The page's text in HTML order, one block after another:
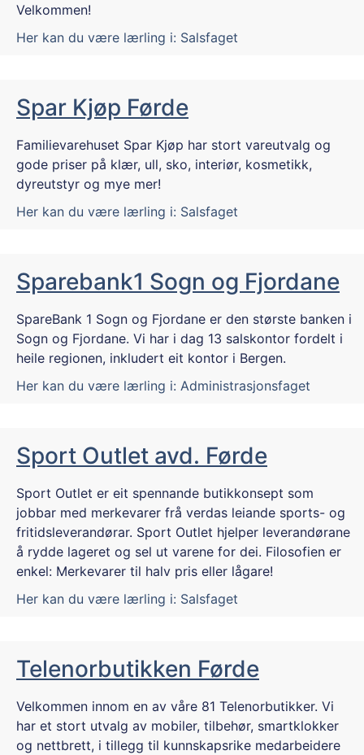
Velkommen!
Her kan du være lærling i: Salsfaget
Spar Kjøp Førde
Familievarehuset Spar Kjøp har stort vareutvalg og
gode priser på klær, ull, sko, interiør, kosmetikk,
dyreutstyr og mye mer!
Her kan du være lærling i: Salsfaget
Sparebank1 Sogn og Fjordane
SpareBank 1 Sogn og Fjordane er den største banken i
Sogn og Fjordane. Vi har i dag 13 salskontor fordelt i
heile regionen, inkludert eit kontor i Bergen.
Her kan du være lærling i: Administrasjonsfaget
Sport Outlet avd. Førde
Sport Outlet er eit spennande butikkonsept som
jobbar med merkevarer frå verdas leiande sports- og
fritidsleverandørar. Sport Outlet hjelper leverandørane
å rydde lageret og sel ut varene for dei. Filosofien er
enkel: Merkevarer til halv pris eller lågare!
Her kan du være lærling i: Salsfaget
Telenorbutikken Førde
Velkommen innom en av våre 81 Telenorbutikker. Vi
har et stort utvalg av mobiler, tilbehør, smartklokker
og nettbrett, i tillegg til kunnskapsrike medarbeidere